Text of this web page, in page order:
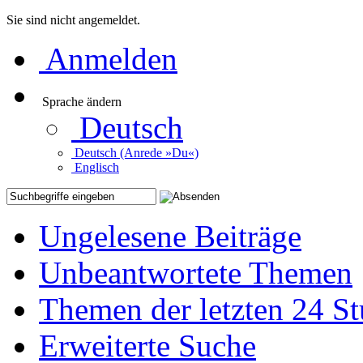
Sie sind nicht angemeldet.
Anmelden
Sprache ändern
Deutsch
Deutsch (Anrede »Du«)
Englisch
Ungelesene Beiträge
Unbeantwortete Themen
Themen der letzten 24
Erweiterte Suche